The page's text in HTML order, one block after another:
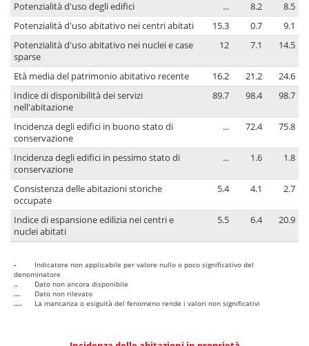
Potenzialità d'uso degli edifici
... 8.2
8.5
Potenzialità d'uso abitativo nei centri abitati
15.3 0.7
9.1
Potenzialità d'uso abitativo nei nuclei e case
sparse
12 7.1 14.5
Età media del patrimonio abitativo recente 16.2 21.2
24.6
Indice di disponibilità dei servizi
nell'abitazione
89.7 98.4 98.7
Incidenza degli edifici in buono stato di
conservazione
... 72.4 75.8
Incidenza degli edifici in pessimo stato di
conservazione
... 1.6 1.8
Consistenza delle abitazioni storiche
occupate
5.4 4.1 2.7
Indice di espansione edilizia nei centri e
nuclei abitati
5.5 6.4 20.9
-
Indicatore non applicabile per valore nullo o poco significativo del
denominatore
..
Dato non ancora disponibile
...
Dato non rilevato
....
La mancanza o esiguità del fenomeno rende i valori non significativi